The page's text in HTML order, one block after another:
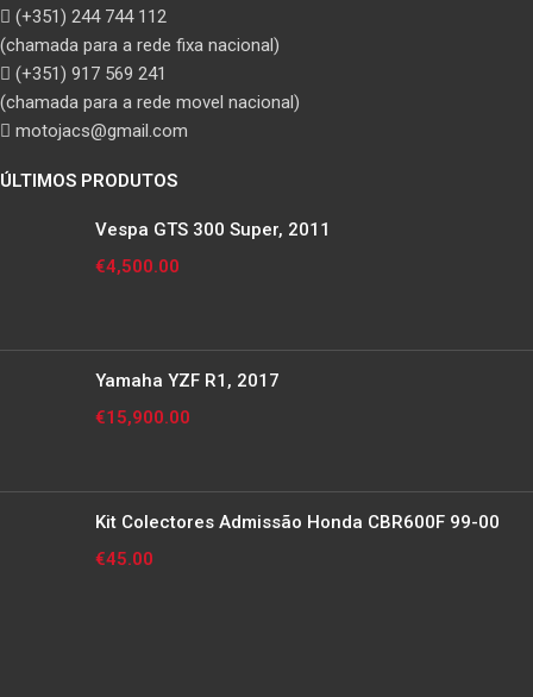
(+351) 244 744 112
(chamada para a rede fixa nacional)
(+351) 917 569 241
(chamada para a rede movel nacional)
motojacs@gmail.com
ÚLTIMOS PRODUTOS
Vespa GTS 300 Super, 2011
€4,500.00
Yamaha YZF R1, 2017
€15,900.00
Kit Colectores Admissão Honda CBR600F 99-00
€45.00